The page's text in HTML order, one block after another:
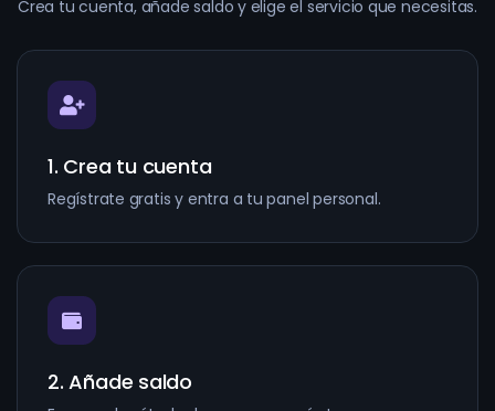
Crea tu cuenta, añade saldo y elige el servicio que necesitas.
1. Crea tu cuenta
Regístrate gratis y entra a tu panel personal.
2. Añade saldo